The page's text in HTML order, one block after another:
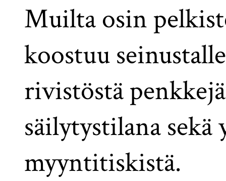
Muilta osin
koostuu
rivistöstä
säilytystilana sekä
myyntitiskistä.